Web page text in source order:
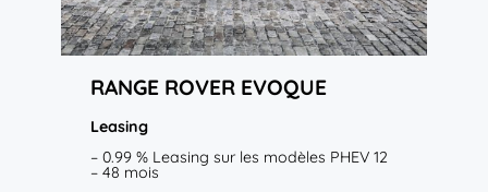
RANGE ROVER EVOQUE
Leasing
– 0.99 % Leasing sur les modèles PHEV 12
– 48 mois